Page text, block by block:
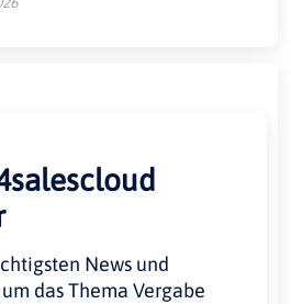
News und
das Thema Vergabe